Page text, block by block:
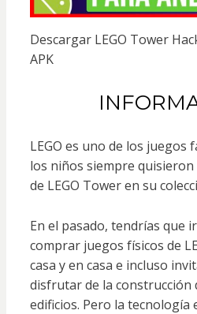
Descargar LEGO Tower
APK
LEGO es uno de los juegos
los niños siempre
de LEGO Tower en su
En el pasado, tendrías que
comprar juegos físicos de
casa y en casa e incluso
disfrutar de la construcción
edificios. Pero la tecnología